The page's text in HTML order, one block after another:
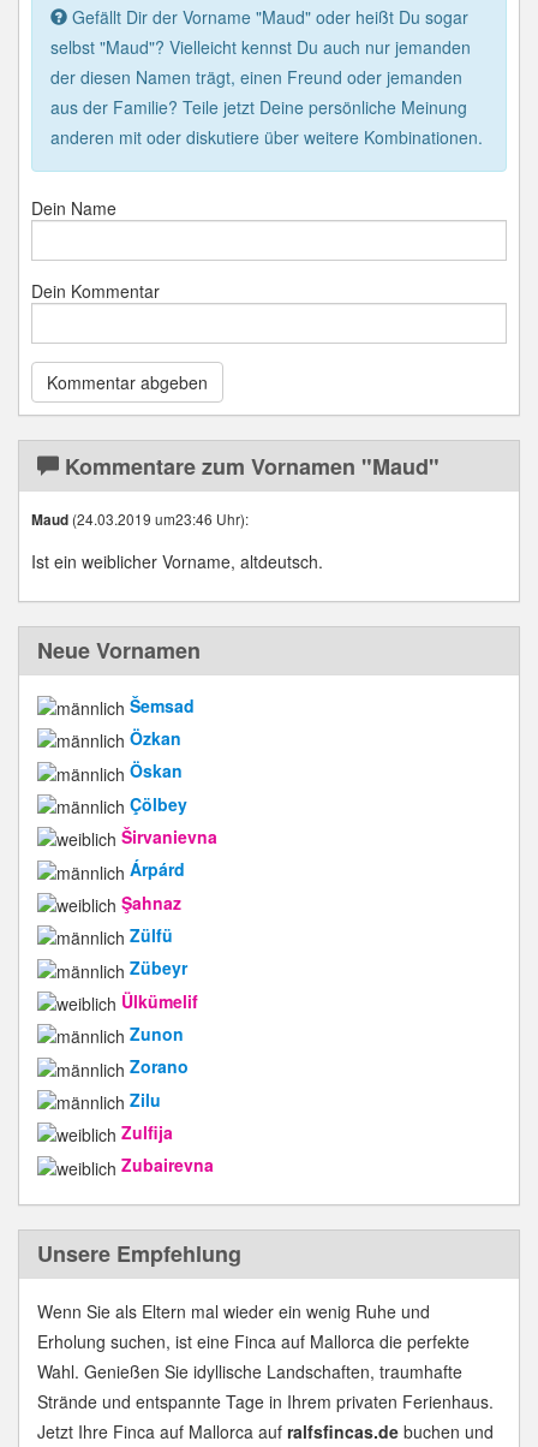
Gefällt Dir der Vorname "Maud" oder heißt Du sogar
selbst "Maud"? Vielleicht kennst Du auch nur jemanden
der diesen Namen trägt, einen Freund oder jemanden
aus der Familie? Teile jetzt Deine persönliche Meinung
anderen mit oder diskutiere über weitere Kombinationen.
Dein Name
Dein Kommentar
Kommentare zum Vornamen "Maud"
Maud (24.03.2019 um23:46 Uhr):
Ist ein weiblicher Vorname, altdeutsch.
Neue Vornamen
Šemsad
Özkan
Öskan
Çölbey
Širvanievna
Árpárd
Şahnaz
Zülfü
Zübeyr
Ülkümelif
Zunon
Zorano
Zilu
Zulfija
Zubairevna
Unsere Empfehlung
Wenn Sie als Eltern mal wieder ein wenig Ruhe und
Erholung suchen, ist eine Finca auf Mallorca die perfekte
Wahl. Genießen Sie idyllische Landschaften, traumhafte
Strände und entspannte Tage in Ihrem privaten Ferienhaus.
Jetzt Ihre Finca auf Mallorca auf ralfsfincas.de buchen und